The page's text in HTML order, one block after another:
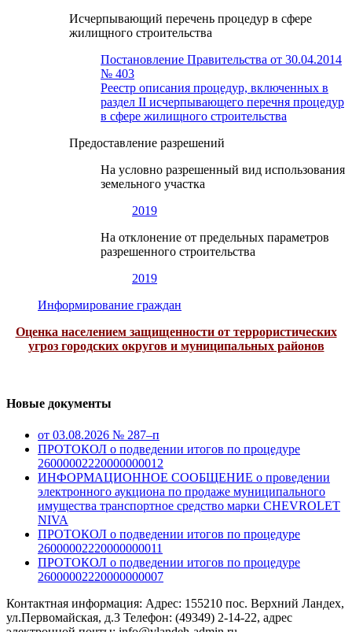
Исчерпывающий перечень процедур в сфере
жилищного строительства
Постановление Правительства от 30.04.2014
№ 403
Реестр описания процедур, включенных в
раздел II исчерпывающего перечня процедур
в сфере жилищного строительства
Предоставление разрешений
На условно разрешенный вид использования
земельного участка
2019
На отклонение от предельных параметров
разрешенного строительства
2019
Информирование граждан
Оценка населением защищенности от террористических
угроз городских округов и муниципальных районов
Новые документы
от 03.08.2026 № 287–п
ПРОТОКОЛ о подведении итогов по процедуре
26000002220000000012
ИНФОРМАЦИОННОЕ СООБЩЕНИЕ о проведении
электронного аукциона по продаже муниципального
имущества транспортное средство марки CHEVROLET
NIVA
ПРОТОКОЛ о подведении итогов по процедуре
26000002220000000011
ПРОТОКОЛ о подведении итогов по процедуре
26000002220000000007
Контактная информация: Адрес: 155210 пос. Верхний Ландех,
ул.Первомайская, д.3 Телефон: (49349) 2-14-22, адрес